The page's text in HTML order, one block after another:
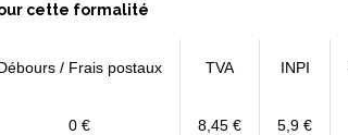
cette formalité
/ Frais postaux TVA INPI
0 € 8,45 € 5,9 €